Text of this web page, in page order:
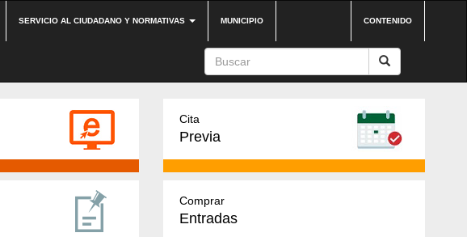
SERVICIO AL CIUDADANO Y NORMATIVAS MUNICIPIO CONTENIDO
Cita
Previa
Comprar
Entradas